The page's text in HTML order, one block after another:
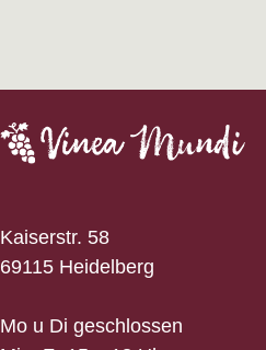
Kaiserstr. 58
69115 Heidelberg
Mo u Di geschlossen